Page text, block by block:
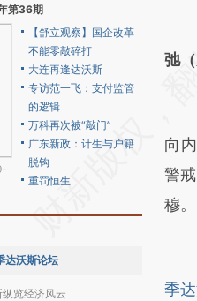
第36期
【舒立观察】国企改革
不能零敲碎打
大连再逢达沃斯
专访范一飞：支付监管
的逻辑
万科再次被“敲门”
广东新政：计生与户籍
脱钩
重罚恒生
达沃斯论坛
纵览经济风云
成
新
对和
弛（
渤
向
警
穆。
自
季